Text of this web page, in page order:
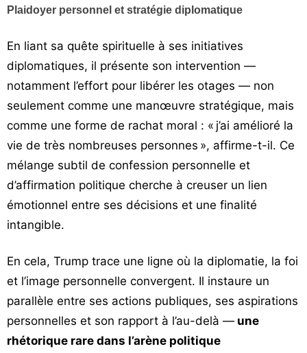
Plaidoyer personnel et stratégie diplomatique
En liant sa quête spirituelle à ses initiatives
diplomatiques, il présente son intervention —
notamment l’effort pour libérer les otages — non
seulement comme une manœuvre stratégique, mais
comme une forme de rachat moral : « j’ai amélioré la
vie de très nombreuses personnes », affirme-t-il. Ce
mélange subtil de confession personnelle et
d’affirmation politique cherche à creuser un lien
émotionnel entre ses décisions et une finalité
intangible.
En cela, Trump trace une ligne où la diplomatie, la foi
et l’image personnelle convergent. Il instaure un
parallèle entre ses actions publiques, ses aspirations
personnelles et son rapport à l’au-delà — une
rhétorique rare dans l’arène politique